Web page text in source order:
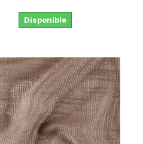
Disponible